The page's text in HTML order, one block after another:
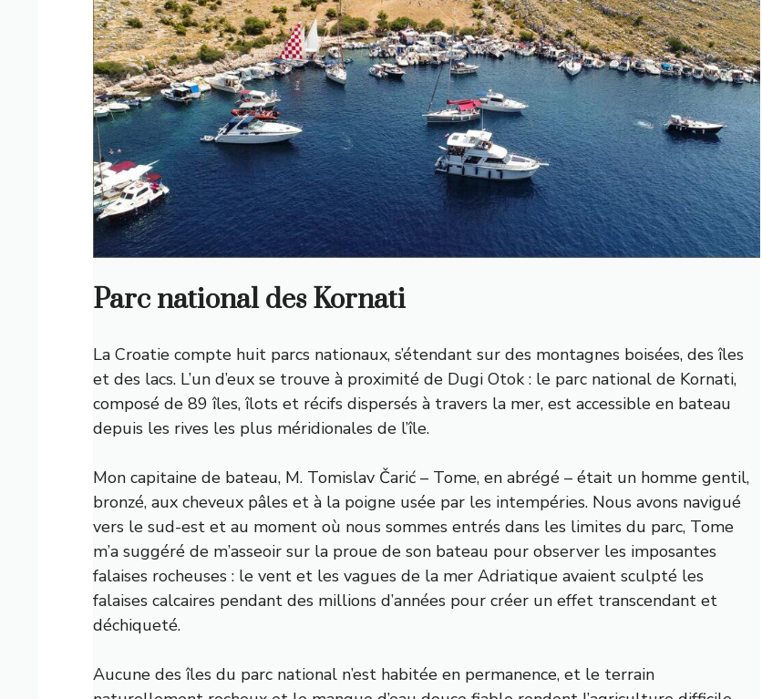
Parc national des Kornati
La Croatie compte huit parcs nationaux, s’étendant sur des montagnes boisées, des îles
et des lacs. L’un d’eux se trouve à proximité de Dugi Otok : le parc national de Kornati,
composé de 89 îles, îlots et récifs dispersés à travers la mer, est accessible en bateau
depuis les rives les plus méridionales de l’île.
Mon capitaine de bateau, M. Tomislav Čarić – Tome, en abrégé – était un homme gentil,
bronzé, aux cheveux pâles et à la poigne usée par les intempéries. Nous avons navigué
vers le sud-est et au moment où nous sommes entrés dans les limites du parc, Tome
m’a suggéré de m’asseoir sur la proue de son bateau pour observer les imposantes
falaises rocheuses : le vent et les vagues de la mer Adriatique avaient sculpté les
falaises calcaires pendant des millions d’années pour créer un effet transcendant et
déchiqueté.
Aucune des îles du parc national n’est habitée en permanence, et le terrain